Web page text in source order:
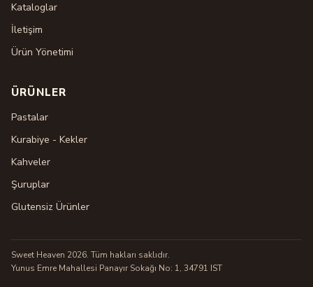
Kataloglar
İletişim
Ürün Yönetimi
ÜRÜNLER
Pastalar
Kurabiye - Kekler
Kahveler
Şuruplar
Glutensiz Ürünler
Sweet Heaven 2026. Tüm hakları saklıdır.
Yunus Emre Mahallesi Panayır Sokağı No: 1, 34791 IST